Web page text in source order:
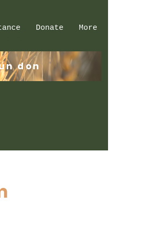
Donate More
don